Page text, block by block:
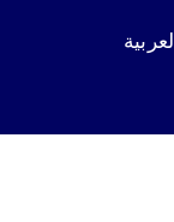
العربية